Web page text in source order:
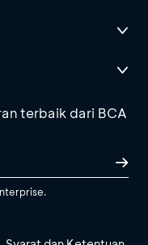
terbaik dari BCA